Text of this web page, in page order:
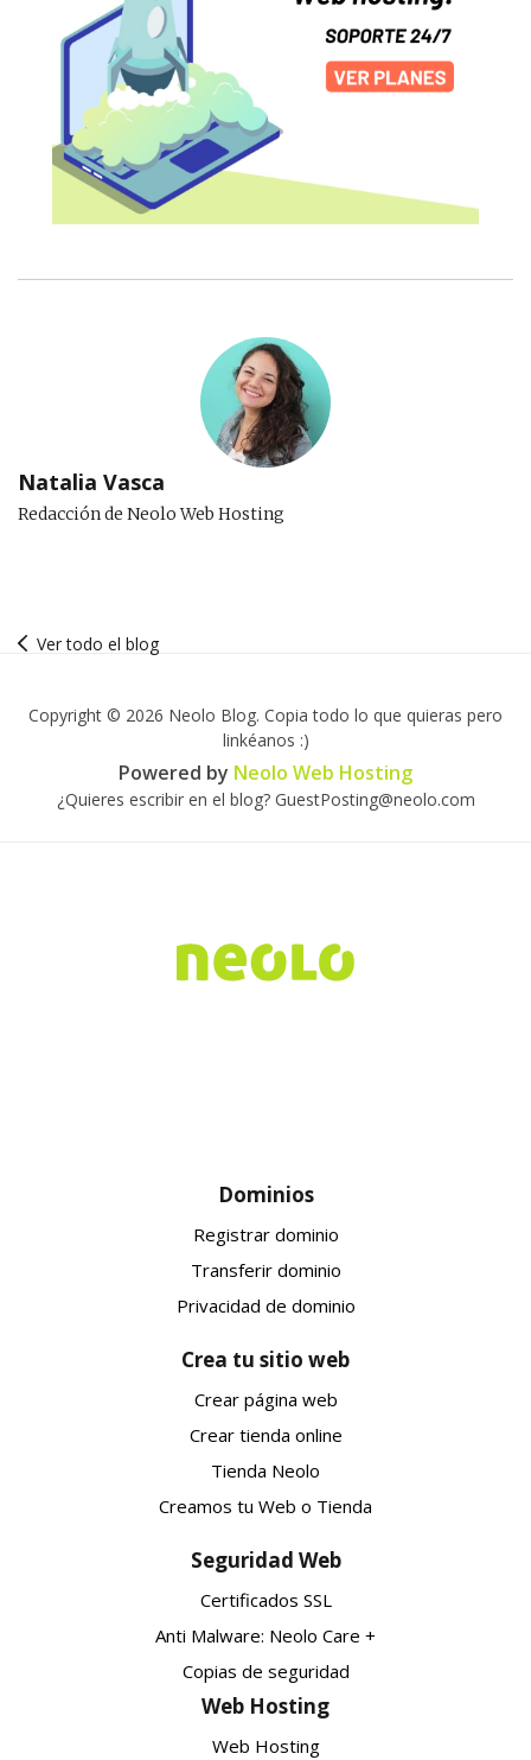
Natalia Vasca
Redacción de Neolo Web Hosting
Ver todo el blog
Copyright © 2026 Neolo Blog. Copia todo lo que quieras pero
linkéanos :)
Powered by Neolo Web Hosting
¿Quieres escribir en el blog? GuestPosting@neolo.com
Dominios
Registrar dominio
Transferir dominio
Privacidad de dominio
Crea tu sitio web
Crear página web
Crear tienda online
Tienda Neolo
Creamos tu Web o Tienda
Seguridad Web
Certificados SSL
Anti Malware: Neolo Care +
Copias de seguridad
Web Hosting
Web Hosting